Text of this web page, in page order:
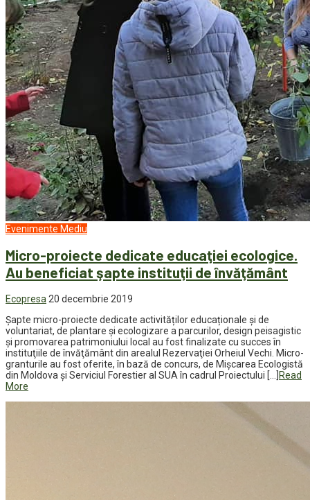
Evenimente Mediu
Micro-proiecte dedicate educaţiei ecologice.
Au beneficiat şapte instituţii de învăţământ
Ecopresa 20 decembrie 2019
Şapte micro-proiecte dedicate activităților educaționale și de
voluntariat, de plantare și ecologizare a parcurilor, design peisagistic
și promovarea patrimoniului local au fost finalizate cu succes în
instituţiile de învăţământ din arealul Rezervaţiei Orheiul Vechi. Micro-
granturile au fost oferite, în bază de concurs, de Mişcarea Ecologistă
din Moldova şi Serviciul Forestier al SUA în cadrul Proiectului […]
Read
More